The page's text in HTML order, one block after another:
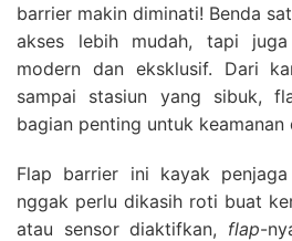
barrier makin diminati! Benda
akses lebih mudah, tapi
modern dan eksklusif. Dari
sampai stasiun yang sibuk,
bagian penting untuk keamanan
Flap barrier ini kayak
nggak perlu dikasih roti buat
atau sensor diaktifkan, flap-